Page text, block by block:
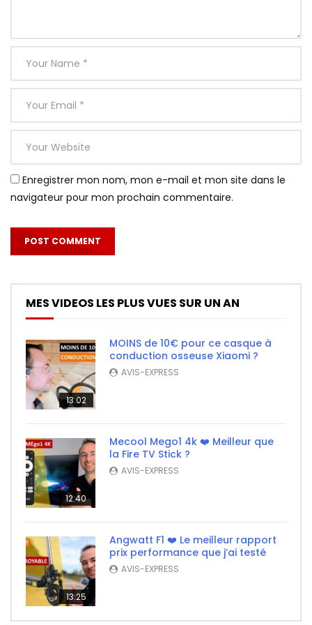
Enregistrer mon nom, mon e-mail et mon site dans le
navigateur pour mon prochain commentaire.
MES VIDEOS LES PLUS VUES SUR UN AN
13:02
MOINS de 10€ pour ce casque à
conduction osseuse Xiaomi ?
AVIS-EXPRESS
12:40
Mecool Mego1 4k ❤️ Meilleur que
la Fire TV Stick ?
AVIS-EXPRESS
13:25
Angwatt F1 ❤️ Le meilleur rapport
prix performance que j’ai testé
AVIS-EXPRESS